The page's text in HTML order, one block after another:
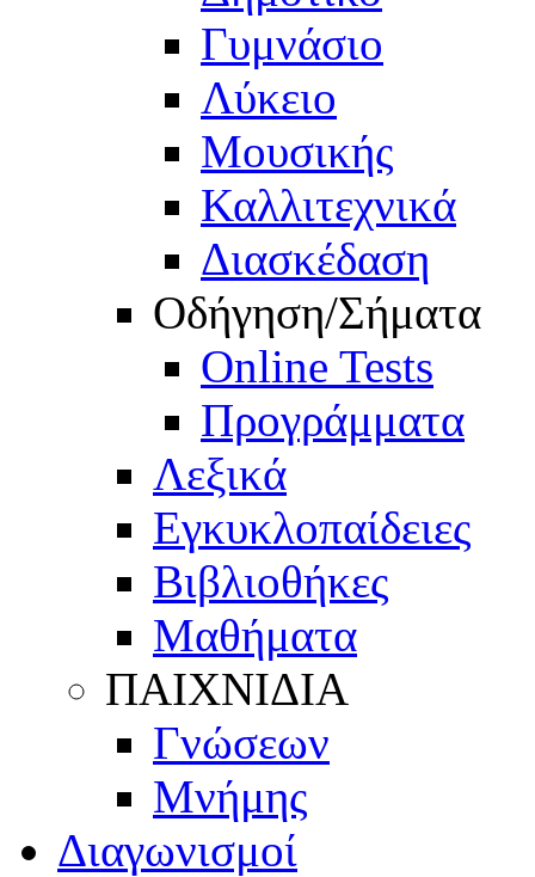
Γυμνάσιο
Λύκειο
Μουσικής
Καλλιτεχνικά
Διασκέδαση
Οδήγηση/Σήματα
Online Tests
Προγράμματα
Λεξικά
Εγκυκλοπαίδειες
Βιβλιοθήκες
Μαθήματα
ΠΑΙΧΝΙΔΙΑ
Γνώσεων
Μνήμης
Διαγωνισμοί